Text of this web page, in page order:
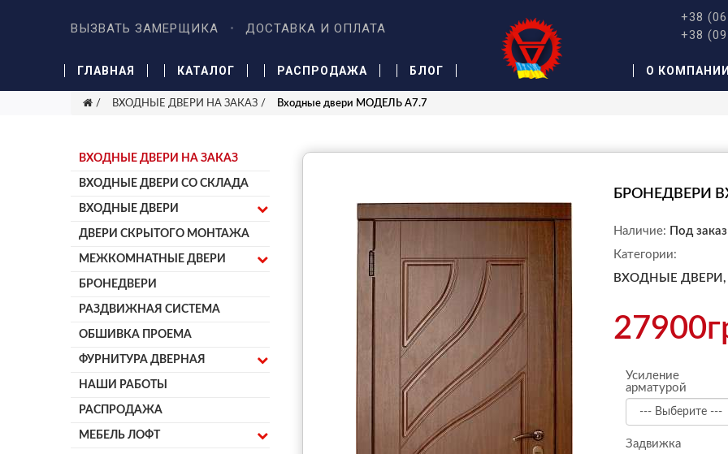
ВЫЗВАТЬ ЗАМЕРЩИКА ДОСТАВКА И ОПЛАТА
+38
+38
ГЛАВНАЯ КАТАЛОГ РАСПРОДАЖА БЛОГ О
ВХОДНЫЕ ДВЕРИ НА ЗАКАЗ Входные двери МОДЕЛЬ A7.7
ВХОДНЫЕ ДВЕРИ НА ЗАКАЗ
ВХОДНЫЕ ДВЕРИ СО СКЛАДА
ВХОДНЫЕ ДВЕРИ
ДВЕРИ СКРЫТОГО МОНТАЖА
МЕЖКОМНАТНЫЕ ДВЕРИ
БРОНЕДВЕРИ
РАЗДВИЖНАЯ СИСТЕМА
ОБШИВКА ПРОЕМА
ФУРНИТУРА ДВЕРНАЯ
НАШИ РАБОТЫ
РАСПРОДАЖА
МЕБЕЛЬ ЛОФТ
БРОНЕДВЕРИ
Наличие: Под заказ
Категории:
ВХОДНЫЕ ДВЕРИ,
Усиление
арматурой
Задвижка